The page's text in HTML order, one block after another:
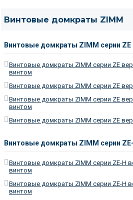
Винтовые домкраты ZIMM
Винтовые домкраты ZIMM серии ZE
Винтовые домкраты ZIMM серии ZE
винтом
Винтовые домкраты ZIMM серии ZE
Винтовые домкраты ZIMM серии ZE
винтом
Винтовые домкраты ZIMM серии ZE
Винтовые домкраты ZIMM серии
Винтовые домкраты ZIMM серии ZE-H
винтом
Винтовые домкраты ZIMM серии ZE-H
винтом